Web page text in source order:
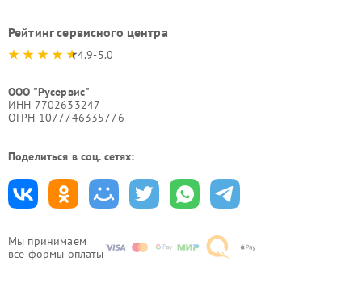
Мы принимаем
все формы оплаты
Рейтинг сервисного центра
4.9-5.0
ООО "Русервис"
ИНН 7702633247
ОГРН 1077746335776
Поделиться в соц. сетях: